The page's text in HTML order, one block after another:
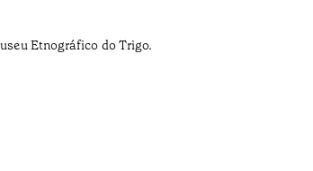
Etnográfico do Trigo.